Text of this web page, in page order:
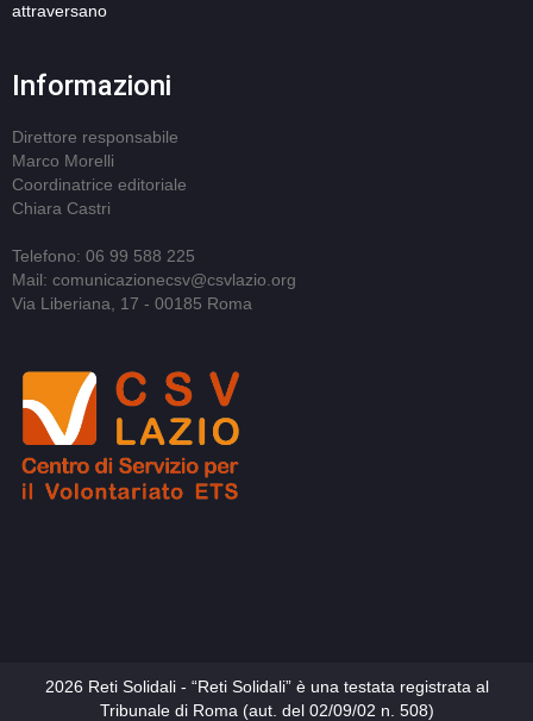
attraversano
Informazioni
Direttore responsabile
Marco Morelli
Coordinatrice editoriale
Chiara Castri
Telefono: 06 99 588 225
Mail: comunicazionecsv@csvlazio.org
Via Liberiana, 17 - 00185 Roma
2026 Reti Solidali - “Reti Solidali” è una testata registrata al
Tribunale di Roma (aut. del 02/09/02 n. 508)